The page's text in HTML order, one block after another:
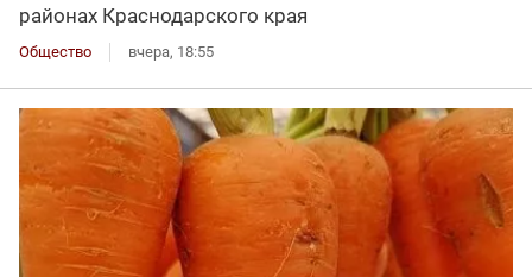
районах Краснодарского края
Общество вчера, 18:55